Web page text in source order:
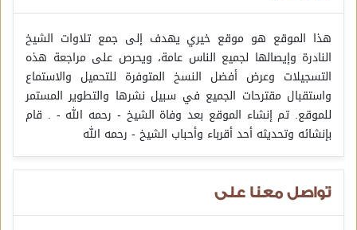
هذا الموقع هو موقع خيري يهدف إلى جمع تلاوات الشيخ
النادرة وإيصالها لجميع الناس عامة، ويحرص على مراجعة هذه
التسجيلات وعرض أفضل النسخ المتوفرة للتحميل والاستماع
واستقبال مقترحات الجميع في سبيل نشرها والتطوير المستمر
للموقع. تم إنشاء الموقع بعد وفاة الشيخ - رحمه الله - . قام
بإنشائه وتحديثه أحد أقرباء وأحباب الشيخ - رحمه الله
تواصل معنا على